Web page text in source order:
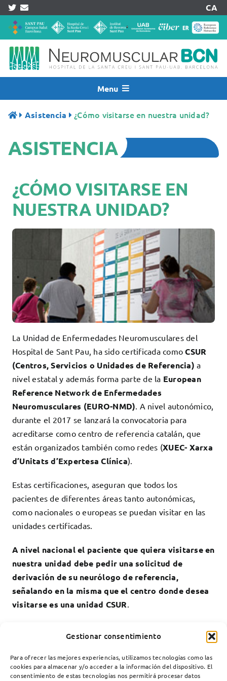
Gestionar consentimiento
Para ofrecer las mejores experiencias, utilizamos tecnologías como las
cookies para almacenar y/o acceder a la información del dispositivo. El
consentimiento de estas tecnologías nos permitirá procesar datos
Skip
content
CA
Menu
Quiénes Somos
Asistencia
Pacientes
Acreditaciones
Cómo colaborar
Contacto
Asistencia ¿Cómo visitarse en nuestra unidad?
ASISTENCIA
¿CÓMO VISITARSE EN
NUESTRA UNIDAD?
La Unidad de Enfermedades Neuromusculares del
Hospital de Sant Pau, ha sido certificada comoCSUR
(Centros, Servicios o Unidades de Referencia) a
nivel estatal y además forma parte de la European
Reference Network de Enfermedades
Neuromusculares (EURO-NMD). A nivel autonómico,
durante el 2017 se lanzará la convocatoria para
acreditarse como centro de referencia catalán, que
están organizados también como redes (XUEC- Xarxa
d’Unitats d’Expertesa Clínica).
Estas certificaciones, aseguran que todos los
pacientes de diferentes áreas tanto autonómicas,
como nacionales o europeas se puedan visitar en las
unidades certificadas.
A nivel nacional el paciente que quiera visitarse en
nuestra unidad debe pedir una solicitud de
derivación de su neurólogo de referencia,
señalando en la misma que el centro donde desea
visitarse es una unidad CSUR.
neuromuscular@santpau.cat.